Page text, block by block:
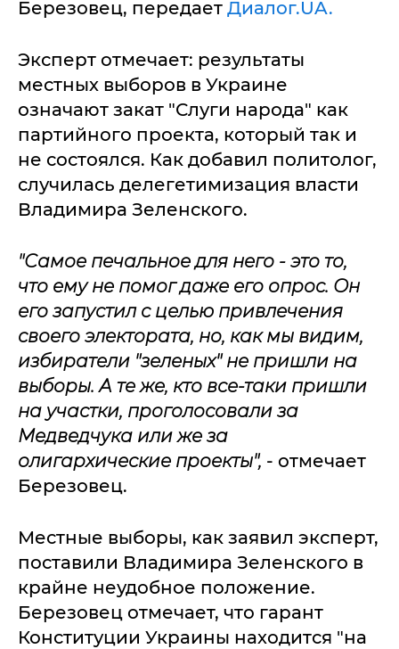
Березовец, передает Диалог.UA.
Эксперт отмечает: результаты
местных выборов в Украине
означают закат "Слуги народа" как
партийного проекта, который так и
не состоялся. Как добавил политолог,
случилась делегетимизация власти
Владимира Зеленского.
"Самое печальное для него - это то,
что ему не помог даже его опрос. Он
его запустил с целью привлечения
своего электората, но, как мы видим,
избиратели "зеленых" не пришли на
выборы. А те же, кто все-таки пришли
на участки, проголосовали за
Медведчука или же за
олигархические проекты", - отмечает
Березовец.
Местные выборы, как заявил эксперт,
поставили Владимира Зеленского в
крайне неудобное положение.
Березовец отмечает, что гарант
Конституции Украины находится "на